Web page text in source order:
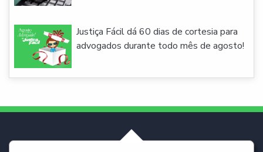
Justiça Fácil dá 60 dias de cortesia para
advogados durante todo mês de agosto!